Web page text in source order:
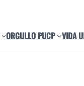
ORGULLO PUCP VIDA